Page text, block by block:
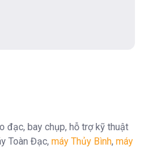
đạc, bay chụp, hỗ trợ kỹ thuật
Toàn Đạc, máy Thủy Bình, máy